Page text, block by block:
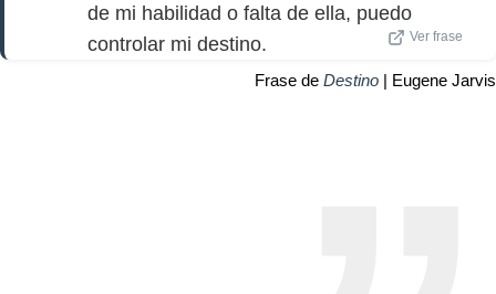
de mi habilidad o falta de ella, puedo
controlar mi destino.
Ver frase
Frase de Destino | Eugene Jarvis